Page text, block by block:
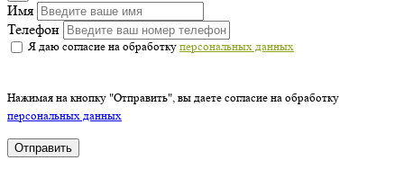
Имя
Телефон
Я даю согласие на обработку персональных данных
Нажимая на кнопку "Отправить", вы даете согласие на обработку
персональных данных
Отправить